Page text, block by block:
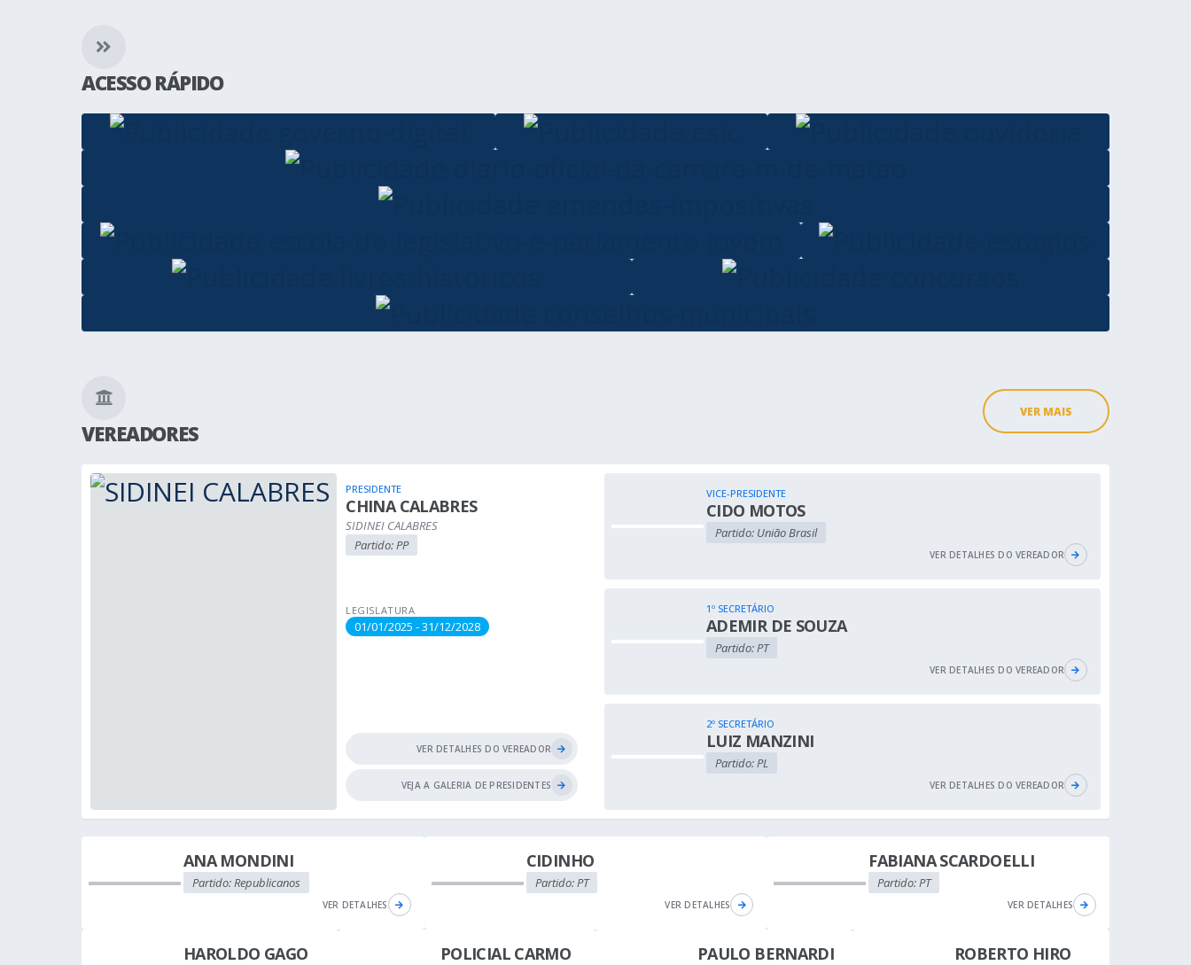
ACESSO RÁPIDO
VEREADORES
VER MAIS
CHINA CALABRES
SIDINEI CALABRES
PRESIDENTE
Partido: PP
LEGISLATURA
01/01/2025 - 31/12/2028
VER DETALHES DO VEREADOR
VEJA A GALERIA DE PRESIDENTES
CIDO MOTOS
VICE-PRESIDENTE
Partido: União Brasil
VER DETALHES DO VEREADOR
ADEMIR DE SOUZA
1º SECRETÁRIO
Partido: PT
VER DETALHES DO VEREADOR
LUIZ MANZINI
2º SECRETÁRIO
Partido: PL
VER DETALHES DO VEREADOR
ANA MONDINI
Partido: Republicanos
VER DETALHES
CIDINHO
Partido: PT
VER DETALHES
FABIANA SCARDOELLI
Partido: PT
VER DETALHES
HAROLDO GAGO POLICIAL CARMO PAULO BERNARDI ROBERTO HIRO